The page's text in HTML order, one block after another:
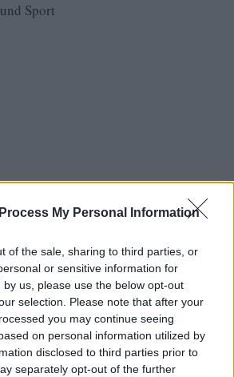
My Personal Information
of the sale, sharing to third parties, or
or sensitive information for
us, please use the below opt-out
selection. Please note that after your
you may continue seeing
on personal information utilized by
disclosed to third parties prior to
separately opt-out of the further
Sport
Unit